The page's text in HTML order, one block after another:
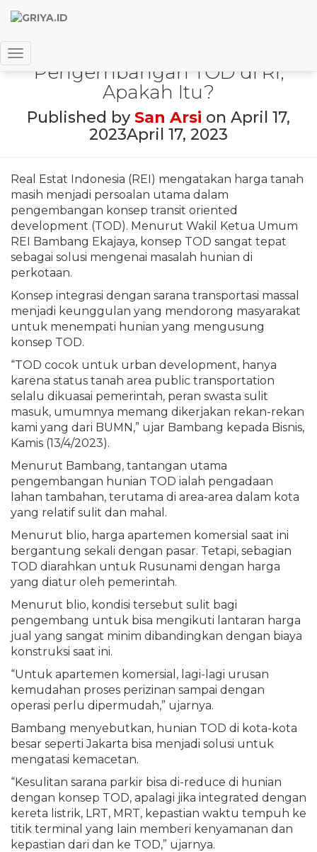
Toggle Navigation
REI Beberkan Masalah Utama
Pengembangan TOD di RI,
Apakah Itu?
Published by San Arsi on April 17,
2023April 17, 2023
Real Estat Indonesia (REI) mengatakan harga tanah
masih menjadi persoalan utama dalam
pengembangan konsep transit oriented
development (TOD). Menurut Wakil Ketua Umum
REI Bambang Ekajaya, konsep TOD sangat tepat
sebagai solusi mengenai masalah hunian di
perkotaan.
Konsep integrasi dengan sarana transportasi massal
menjadi keunggulan yang mendorong masyarakat
untuk menempati hunian yang mengusung
konsep TOD.
“TOD cocok untuk urban development, hanya
karena status tanah area public transportation
selalu dikuasai pemerintah, peran swasta sulit
masuk, umumnya memang dikerjakan rekan-rekan
kami yang dari BUMN,” ujar Bambang kepada Bisnis,
Kamis (13/4/2023).
Menurut Bambang, tantangan utama
pengembangan hunian TOD ialah pengadaan
lahan tambahan, terutama di area-area dalam kota
yang relatif sulit dan mahal.
Menurut blio, harga apartemen komersial saat ini
bergantung sekali dengan pasar. Tetapi, sebagian
TOD diarahkan untuk Rusunami dengan harga
yang diatur oleh pemerintah.
Menurut blio, kondisi tersebut sulit bagi
pengembang untuk bisa mengikuti lantaran harga
jual yang sangat minim dibandingkan dengan biaya
konstruksi saat ini.
“Untuk apartemen komersial, lagi-lagi urusan
kemudahan proses perizinan sampai dengan
operasi perlu dipermudah,” ujarnya.
Bambang menyebutkan, hunian TOD di kota-kota
besar seperti Jakarta bisa menjadi solusi untuk
mengatasi kemacetan.
“Kesulitan sarana parkir bisa di-reduce di hunian
dengan konsep TOD, apalagi jika integrated dengan
kereta listrik, LRT, MRT, kepastian waktu tempuh ke
titik terminal yang lain memberi kenyamanan dan
kepastian dari dan ke TOD,” ujarnya.